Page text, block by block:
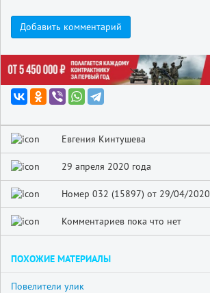
Добавить комментарий
Евгения Кинтушева
29 апреля 2020 года
Номер 032 (15897) от 29/04/2020
Комментариев пока что нет
ПОХОЖИЕ МАТЕРИАЛЫ
Повелители улик